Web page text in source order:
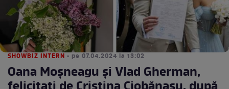
SHOWBIZ INTERN • pe 07.04.2024 la 13:02
Oana Moșneagu și Vlad Gherman,